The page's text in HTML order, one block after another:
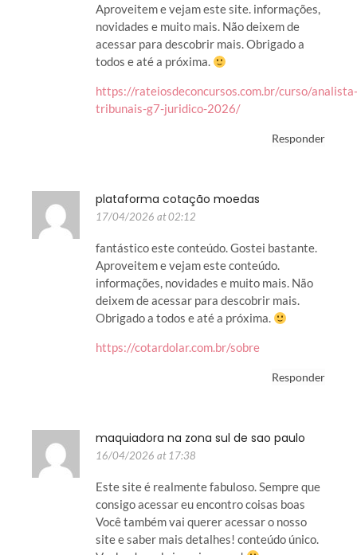
Aproveitem e vejam este site. informações,
novidades e muito mais. Não deixem de
acessar para descobrir mais. Obrigado a
todos e até a próxima.
https://rateiosdeconcursos.com.br/curso/analista-
tribunais-g7-juridico-2026/
Responder
plataforma cotação moedas
17/04/2026 at 02:12
fantástico este conteúdo. Gostei bastante.
Aproveitem e vejam este conteúdo.
informações, novidades e muito mais. Não
deixem de acessar para descobrir mais.
Obrigado a todos e até a próxima.
https://cotardolar.com.br/sobre
Responder
maquiadora na zona sul de sao paulo
16/04/2026 at 17:38
Este site é realmente fabuloso. Sempre que
consigo acessar eu encontro coisas boas
Você também vai querer acessar o nosso
site e saber mais detalhes! conteúdo único.